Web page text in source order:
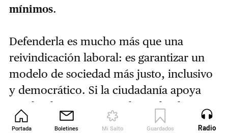
Portada Boletines Mi Salto Guardados Revista
mínimos.
Defenderla es mucho más que una
reivindicación laboral: es garantizar un
modelo de sociedad más justo, inclusivo
y democrático. Si la ciudadanía apoya
esta huelga, estaremos diciendo alto y
claro que no aceptamos espejismos niRadio